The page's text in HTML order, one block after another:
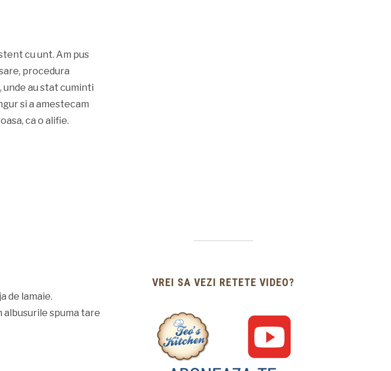
cu unt. Am pus
procedura
au stat cuminti
si a amestecam
ca o alifie.
de lamaie.
albusurile spuma tare
VREI SA VEZI RETETE VIDEO?